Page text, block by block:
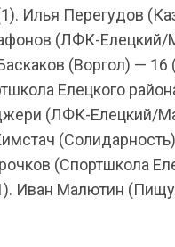
Илья Перегудов
(ЛФК-Елецкий/
(Воргол) — 16
Елецкого
(ЛФК-Елецкий/
(Спортшкола
Иван Малютин